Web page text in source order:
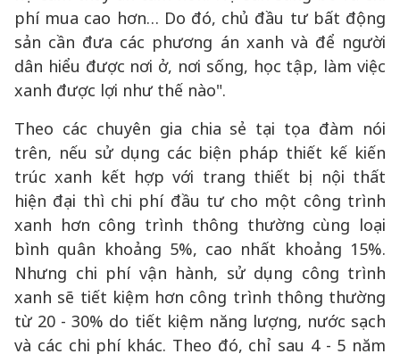
phí mua cao hơn… Do đó, chủ đầu tư bất động
sản cần đưa các phương án xanh và để người
dân hiểu được nơi ở, nơi sống, học tập, làm việc
xanh được lợi như thế nào".
Theo các chuyên gia chia sẻ tại tọa đàm nói
trên, nếu sử dụng các biện pháp thiết kế kiến
trúc xanh kết hợp với trang thiết bị nội thất
hiện đại thì chi phí đầu tư cho một công trình
xanh hơn công trình thông thường cùng loại
bình quân khoảng 5%, cao nhất khoảng 15%.
Nhưng chi phí vận hành, sử dụng công trình
xanh sẽ tiết kiệm hơn công trình thông thường
từ 20 - 30% do tiết kiệm năng lượng, nước sạch
và các chi phí khác. Theo đó, chỉ sau 4 - 5 năm